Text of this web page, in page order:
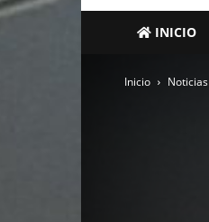
INICIO
Inicio Noticias